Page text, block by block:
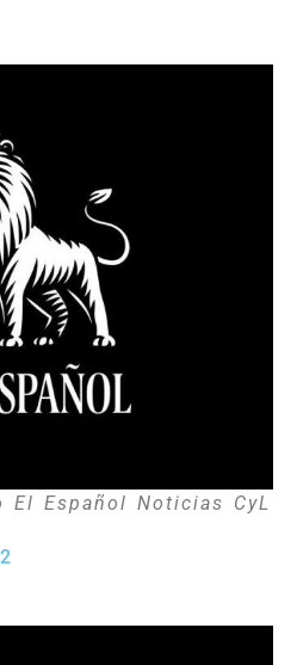
Español Noticias CyL